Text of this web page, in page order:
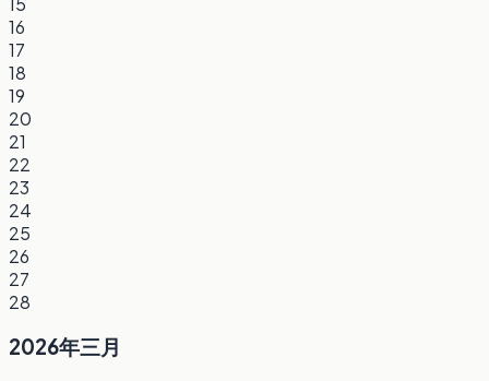
16
17
18
19
20
21
22
23
24
25
26
27
28
2026年三月